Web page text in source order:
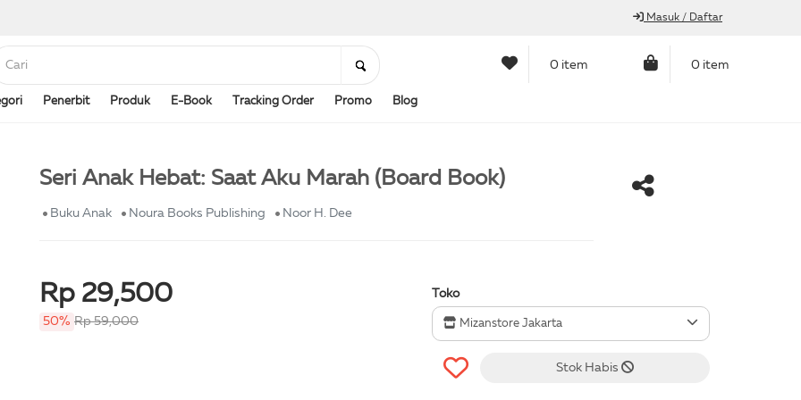
Masuk / Daftar
0 item 0 item
Penerbit Produk E-Book Tracking Order Promo Blog
Seri Anak Hebat: Saat Aku Marah (Board Book)
Buku Anak Noura Books Publishing Noor H. Dee
Rp 29,500
50% Rp 59,000
Toko
Mizanstore Jakarta
Stok Habis